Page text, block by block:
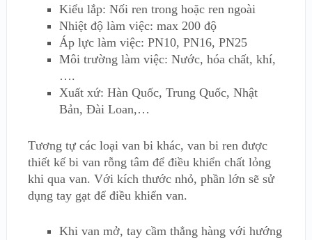
Kiểu lắp: Nối ren trong hoặc ren ngoài
Nhiệt độ làm việc: max 200 độ
Áp lực làm việc: PN10, PN16, PN25
Môi trường làm việc: Nước, hóa chất, khí,
….
Xuất xứ: Hàn Quốc, Trung Quốc, Nhật
Bản, Đài Loan,…
Tương tự các loại van bi khác, van bi ren được
thiết kế bi van rỗng tâm để điều khiển chất lỏng
khi qua van. Với kích thước nhỏ, phần lớn sẽ sử
dụng tay gạt để điều khiển van.
Khi van mở, tay cầm thẳng hàng với hướng